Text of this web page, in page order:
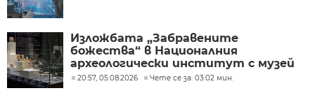
Изложбата „Забравените
божества“ в Националния
археологически институт с музей
при БАН
20:57, 05.08.2026 Чете се за: 03:02 мин.